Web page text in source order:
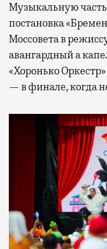
Музыкальную
постановка
Моссовета в
авангардный а
«Хоронько
— в финале, когда